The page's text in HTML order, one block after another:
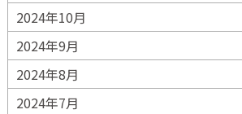
2024年10月
2024年9月
2024年8月
2024年7月